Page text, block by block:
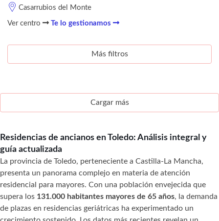
Casarrubios del Monte
Ver centro Te lo gestionamos
Más filtros
Cargar más
Residencias de ancianos en Toledo: Análisis integral y
guía actualizada
La provincia de Toledo, perteneciente a Castilla-La Mancha,
presenta un panorama complejo en materia de atención
residencial para mayores. Con una población envejecida que
supera los 131.000 habitantes mayores de 65 años, la demanda
de plazas en residencias geriátricas ha experimentado un